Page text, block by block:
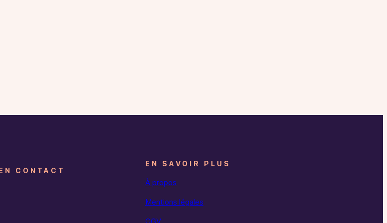
CONTACT
EN SAVOIR PLUS
À propos
Mentions légales